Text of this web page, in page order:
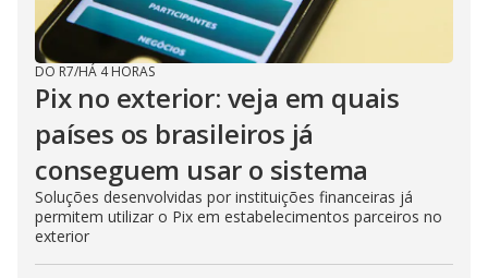
DO R7/HÁ 4 HORAS
Pix no exterior: veja em quais
países os brasileiros já
conseguem usar o sistema
Soluções desenvolvidas por instituições financeiras já
permitem utilizar o Pix em estabelecimentos parceiros no
exterior